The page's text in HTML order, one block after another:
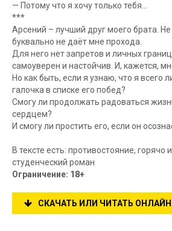
— Потому что я хочу только тебя…
***
Арсений – лучший друг моего брата.
буквально не даёт мне прохода.
Для него нет запретов и личных
самоуверен и настойчив. И, кажется,
Но как быть, если я узнаю, что я всего
галочка в списке его побед?
Смогу ли продолжать радоваться
сердцем?
И смогу ли простить его, если он
В тексте есть: противостояние, горячо
студенческий роман
Ограничение: 18+
СКАЧАТЬ ИЛИ ЧИТАТЬ ОНЛАЙН